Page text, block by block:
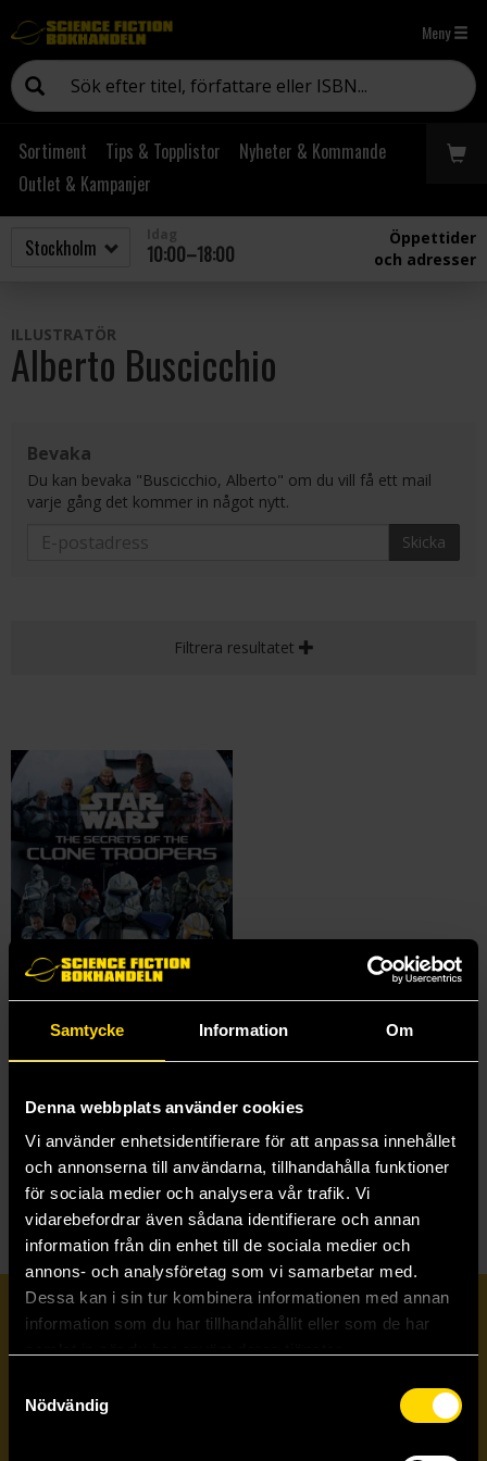
Samtycke Information Om
Denna webbplats använder cookies
Vi använder enhetsidentifierare för att anpassa innehållet
och annonserna till användarna, tillhandahålla funktioner
för sociala medier och analysera vår trafik. Vi
vidarebefordrar även sådana identifierare och annan
information från din enhet till de sociala medier och
annons- och analysföretag som vi samarbetar med.
Dessa kan i sin tur kombinera informationen med annan
information som du har tillhandahållit eller som de har
Nödvändig
Meny
Sortiment Tips & Topplistor
Nyheter & Kommande
Outlet & Kampanjer
10:00–18:00
Öppettider
och adresser
ILLUSTRATÖR
Alberto Buscicchio
Bevaka
Du kan bevaka "Buscicchio, Alberto" om du vill få ett mail
varje gång det kommer in något nytt.
Skicka
Filtrera resultatet
The Secrets of the Clone Troopers
Marc Sumerak
Längre leveranstid
Prenumerera på vårt nyhetsbrev
Skicka